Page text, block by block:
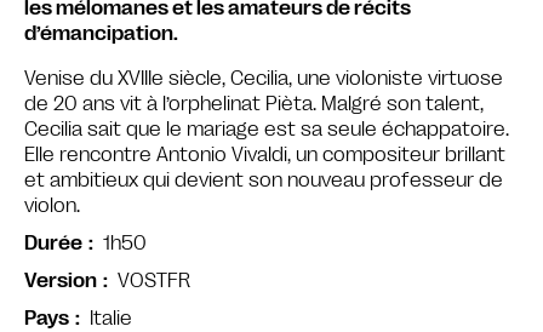
les mélomanes et les amateurs de récits
d’émancipation.
Venise du XVIIIe siècle, Cecilia, une violoniste virtuose
de 20 ans vit à l’orphelinat Pièta. Malgré son talent,
Cecilia sait que le mariage est sa seule échappatoire.
Elle rencontre Antonio Vivaldi, un compositeur brillant
et ambitieux qui devient son nouveau professeur de
violon.
Durée
1h50
Version
VOSTFR
Pays
Italie